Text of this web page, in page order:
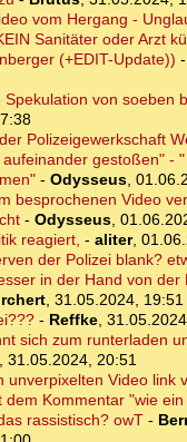
vom Hergang -
Sanitäter oder Arzt
(+EDIT-Update)) -
Spekulation von soeben
Polizeigewerkschaft
aufeinander gestoßen" -
- Odysseus,
besprochenen Video
- Odysseus,
reagiert, - aliter,
der Polizei blank?
in der Hand von der
, 31.05.2024, 19:51
- Reffke,
sich zum runterladen
, 31.05.2024, 20:51
unverpixelten Video link
dem Kommentar "wie
rassistisch? owT -